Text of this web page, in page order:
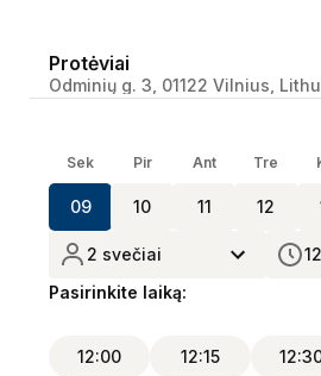
Protėviai
Odminių g. 3, 01122 Vilnius,
Sek
09
Pir
10
Ant
11
Tre
12
2 svečiai
Pasirinkite laiką:
12:00 12:15